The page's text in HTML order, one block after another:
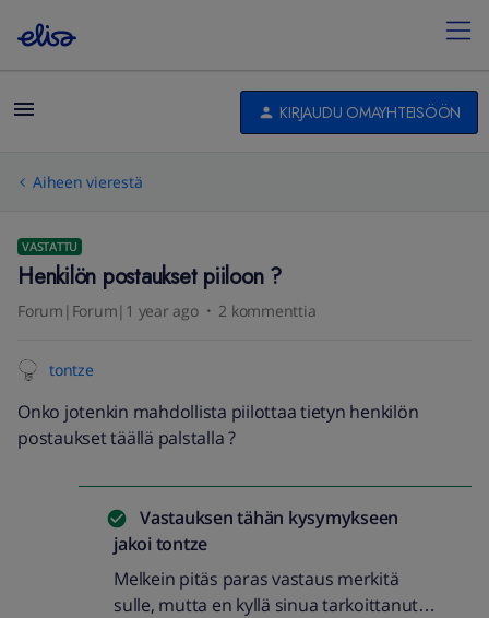
KIRJAUDU OMAYHTEISÖÖN
Aiheen vierestä
VASTATTU
Henkilön postaukset piiloon ?
Forum|Forum|1 year ago 2 kommenttia
tontze
Onko jotenkin mahdollista piilottaa tietyn henkilön
postaukset täällä palstalla ?
Vastauksen tähän kysymykseen
jakoi tontze
Melkein pitäs paras vastaus merkitä
sulle, mutta en kyllä sinua tarkoittanut…